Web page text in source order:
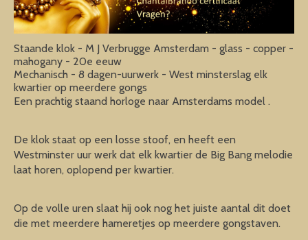
Staande klok - M J Verbrugge Amsterdam - glass - copper -
mahogany - 20e eeuw
Mechanisch - 8 dagen-uurwerk - West minsterslag elk
kwartier op meerdere gongs
Een prachtig staand horloge naar Amsterdams model .
De klok staat op een losse stoof, en heeft een
Westminster uur werk dat elk kwartier de Big Bang melodie
laat horen, oplopend per kwartier.
Op de volle uren slaat hij ook nog het juiste aantal dit doet
die met meerdere hameretjes op meerdere gongstaven.